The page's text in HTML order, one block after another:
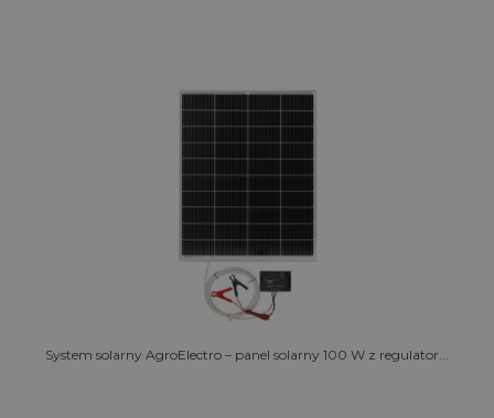
System solarny AgroElectro – panel solarny 100 W z regulator...